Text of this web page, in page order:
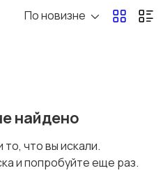
Снегоходы
По новизне
найдено
что вы искали.
и попробуйте еще раз.